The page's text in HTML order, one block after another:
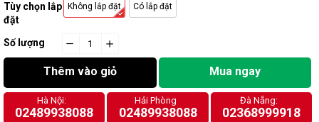
Tùy chọn lắp
đặt
Không lắp đặt Có lắp đặt
Số lượng
−
cart.general.reduce_quantity
+
cart.general.increase_quantity
Thêm vào giỏ Mua ngay
Hà Nội:
02489938088
Hải Phòng
02489938088
Đà Nẵng:
02368999918